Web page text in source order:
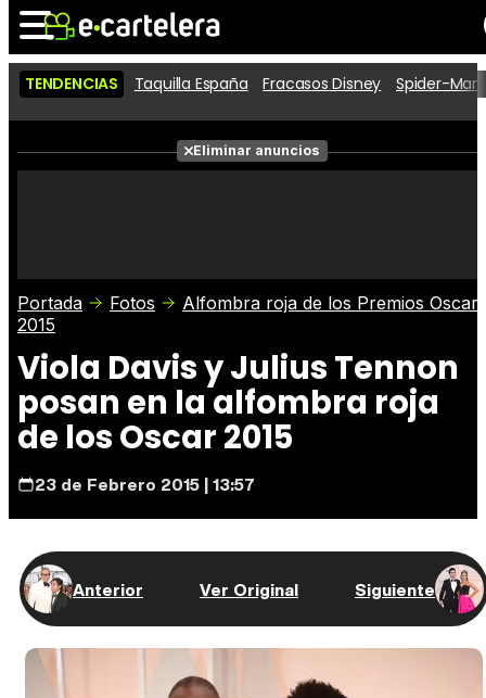
Noticias Cartelera
Películas
Críticas
Entradas
TENDENCIAS Taquilla España Fracasos Disney Spider-
Eliminar anuncios
Portada Fotos
Alfombra roja de los Premios Oscar
2015
Viola Davis y Julius Tennon
posan en la alfombra roja
de los Oscar 2015
23 de Febrero 2015 | 13:57
Anterior Ver Original Siguiente